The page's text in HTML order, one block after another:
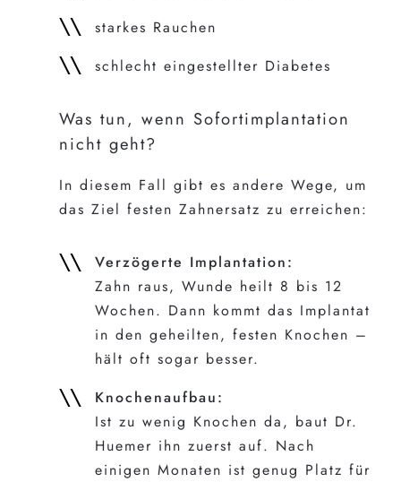
starkes Rauchen
schlecht eingestellter Diabetes
Was tun, wenn Sofortimplantation
nicht geht?
In diesem Fall gibt es andere Wege, um
das Ziel festen Zahnersatz zu erreichen:
Verzögerte Implantation:
Zahn raus, Wunde heilt 8 bis 12
Wochen. Dann kommt das Implantat
in den geheilten, festen Knochen –
hält oft sogar besser.
Knochenaufbau:
Ist zu wenig Knochen da, baut Dr.
Huemer ihn zuerst auf. Nach
einigen Monaten ist genug Platz für